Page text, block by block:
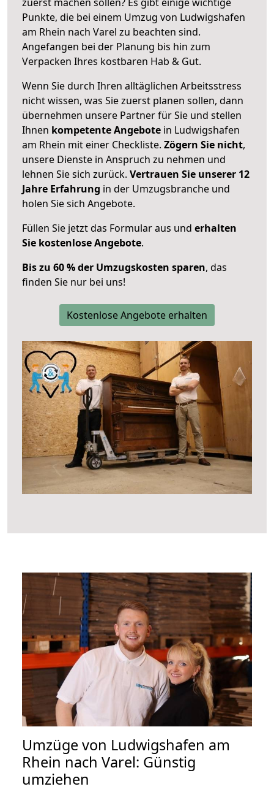
Punkte, die bei einem Umzug von Ludwigshafen
am Rhein nach Varel zu beachten sind.
Angefangen bei der Planung bis hin zum
Verpacken Ihres kostbaren Hab & Gut.
Wenn Sie durch Ihren alltäglichen Arbeitsstress
nicht wissen, was Sie zuerst planen sollen, dann
übernehmen unsere Partner für Sie und stellen
Ihnen kompetente Angebote in Ludwigshafen
am Rhein mit einer Checkliste. Zögern Sie nicht,
unsere Dienste in Anspruch zu nehmen und
lehnen Sie sich zurück. Vertrauen Sie unserer 12
Jahre Erfahrung in der Umzugsbranche und
holen Sie sich Angebote.
Füllen Sie jetzt das Formular aus und erhalten
Sie kostenlose Angebote.
Bis zu 60 % der Umzugskosten sparen, das
finden Sie nur bei uns!
Kostenlose Angebote erhalten
Umzüge von Ludwigshafen am
Rhein nach Varel: Günstig
umziehen